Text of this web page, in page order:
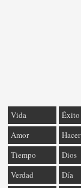
Vida Éxito
Amor
Hacer
Tiempo
Dios
Verdad
Día